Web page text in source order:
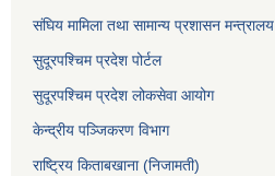
संघिय मामिला तथा सामान्य प्रशासन मन्त्रालय
सुदूरपश्चिम प्रदेश पोर्टल
सुदूरपश्‍चिम प्रदेश लोकसेवा आयोग
केन्द्रीय पञ्जिकरण विभाग
राष्ट्रिय किताबखाना (निजामती)